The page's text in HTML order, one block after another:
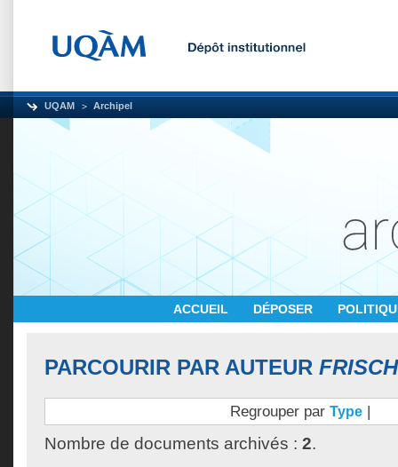
UQAM Archipel
ACCUEIL DÉPOSER
PARCOURIR PAR AUTEUR
Regrouper par Type |
Nombre de documents archivés : 2.